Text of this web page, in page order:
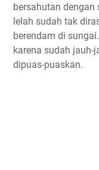
bersahutan dengan
lelah sudah tak
berendam di
karena sudah jauh-
dipuas-puaskan.